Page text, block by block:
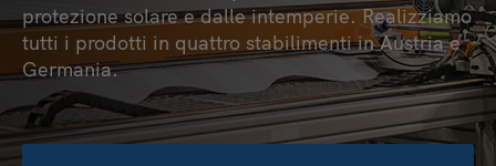
protezione solare e dalle intemperie. Realizziamo
tutti i prodotti in quattro stabilimenti in Austria e
Germania.